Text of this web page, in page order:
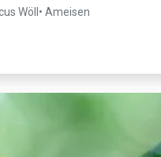
Wöll • Ameisen